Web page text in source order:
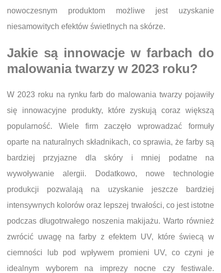
nowoczesnym produktom możliwe jest uzyskanie
niesamowitych efektów świetlnych na skórze.
Jakie są innowacje w farbach do
malowania twarzy w 2023 roku?
W 2023 roku na rynku farb do malowania twarzy pojawiły
się innowacyjne produkty, które zyskują coraz większą
popularność. Wiele firm zaczęło wprowadzać formuły
oparte na naturalnych składnikach, co sprawia, że farby są
bardziej przyjazne dla skóry i mniej podatne na
wywoływanie alergii. Dodatkowo, nowe technologie
produkcji pozwalają na uzyskanie jeszcze bardziej
intensywnych kolorów oraz lepszej trwałości, co jest istotne
podczas długotrwałego noszenia makijażu. Warto również
zwrócić uwagę na farby z efektem UV, które świecą w
ciemności lub pod wpływem promieni UV, co czyni je
idealnym wyborem na imprezy nocne czy festiwale.